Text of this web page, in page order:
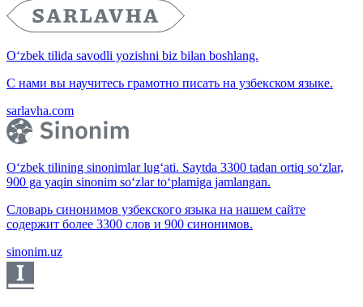
O‘zbek tilida savodli yozishni biz bilan boshlang.
С нами вы научитесь грамотно писать на узбекском языке.
sarlavha.com
O‘zbek tilining sinonimlar lug‘ati. Saytda 3300 tadan ortiq so‘zlar,
900 ga yaqin sinonim so‘zlar to‘plamiga jamlangan.
Словарь синонимов узбекского языка на нашем сайте
содержит более 3300 слов и 900 синонимов.
sinonim.uz